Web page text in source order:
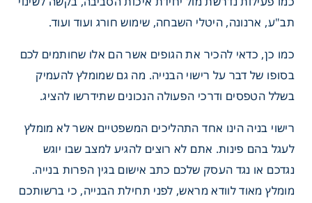
תב"ע, ארנונה, היטלי השבחה, שימוש חורג ועוד ועוד.
כמו כן, כדאי להכיר את הגופים אשר הם אלו שחותמים לכם
בסופו של דבר על רישוי הבנייה. מה גם שמומלץ להעמיק
בשלל הטפסים ודרכי הפעולה הנכונים שתידרשו להציג.
רישוי בניה הינו אחד התהליכים המשפטיים אשר לא מומלץ
לעגל בהם פינות. אתם לא רוצים להגיע למצב שבו יוגש
נגדכם או נגד העסק שלכם כתב אישום בגין הפרות בנייה.
מומלץ מאוד לוודא מראש, לפני תחילת הבנייה, כי ברשותכם